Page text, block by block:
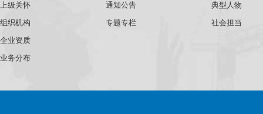
上级关怀
组织机构
企业资质
业务分布
通知公告
专题专栏
典型人物
社会担当